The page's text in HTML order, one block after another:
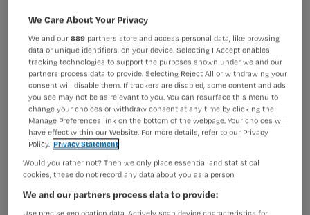
We Care About Your Privacy
We and our889 partners store and access personal data, like browsing
data or unique identifiers, on your device. Selecting I Accept enables
tracking technologies to support the purposes shown under we and our
partners process data to provide. Selecting Reject All or withdrawing your
consent will disable them. If trackers are disabled, some content and ads
you see may not be as relevant to you. You can resurface this menu to
change your choices or withdraw consent at any time by clicking the
Manage Preferences link on the bottom of the webpage. Your choices will
have effect within our Website. For more details, refer to our Privacy
Policy. Privacy Statement
Would you rather not? Then we only place essential and statistical
cookies, these do not record any data about you as a person
We and our partners process data to provide: